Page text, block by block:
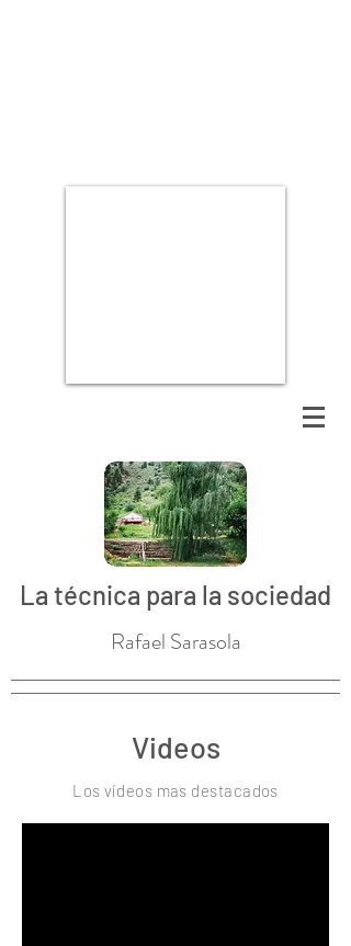
La técnica para la sociedad
Rafael Sarasola
Videos
Los vídeos mas destacados